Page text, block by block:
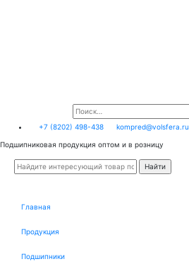
+7 (8202) 498-438
kompred@volsfera.ru
Подшипниковая продукция оптом и в розницу
Главная
Продукция
Подшипники